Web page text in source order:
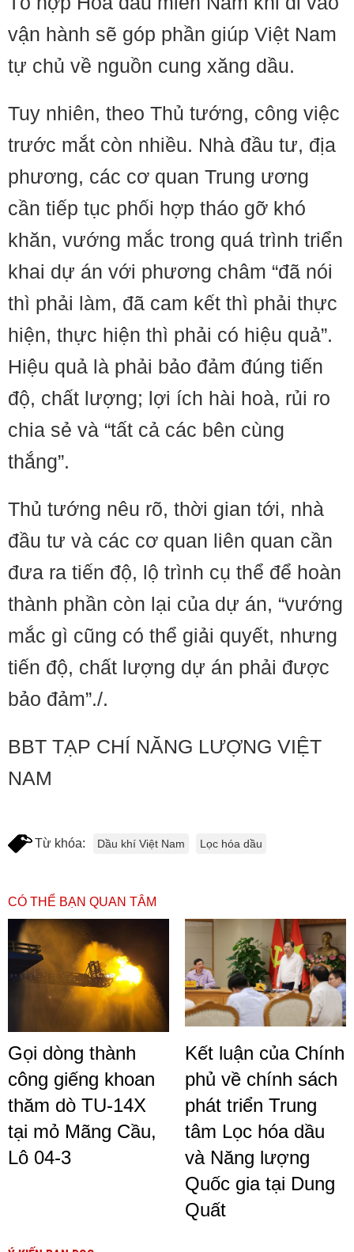
vận hành sẽ góp phần giúp Việt Nam
tự chủ về nguồn cung xăng dầu.
Tuy nhiên, theo Thủ tướng, công việc
trước mắt còn nhiều. Nhà đầu tư, địa
phương, các cơ quan Trung ương
cần tiếp tục phối hợp tháo gỡ khó
khăn, vướng mắc trong quá trình triển
khai dự án với phương châm “đã nói
thì phải làm, đã cam kết thì phải thực
hiện, thực hiện thì phải có hiệu quả”.
Hiệu quả là phải bảo đảm đúng tiến
độ, chất lượng; lợi ích hài hoà, rủi ro
chia sẻ và “tất cả các bên cùng
thắng”.
Thủ tướng nêu rõ, thời gian tới, nhà
đầu tư và các cơ quan liên quan cần
đưa ra tiến độ, lộ trình cụ thể để hoàn
thành phần còn lại của dự án, “vướng
mắc gì cũng có thể giải quyết, nhưng
tiến độ, chất lượng dự án phải được
bảo đảm”./.
BBT TẠP CHÍ NĂNG LƯỢNG VIỆT
NAM
Từ khóa: Dầu khí Việt Nam Lọc hóa dầu
CÓ THỂ BẠN QUAN TÂM
Gọi dòng thành
công giếng khoan
thăm dò TU-14X
tại mỏ Mãng Cầu,
Lô 04-3
Kết luận của Chính
phủ về chính sách
phát triển Trung
tâm Lọc hóa dầu
và Năng lượng
Quốc gia tại Dung
Quất